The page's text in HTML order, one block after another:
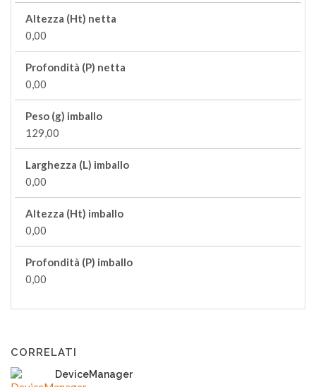
Altezza (Ht) netta
0,00
Profondità (P) netta
0,00
Peso (g) imballo
129,00
Larghezza (L) imballo
0,00
Altezza (Ht) imballo
0,00
Profondità (P) imballo
0,00
CORRELATI
DeviceManager